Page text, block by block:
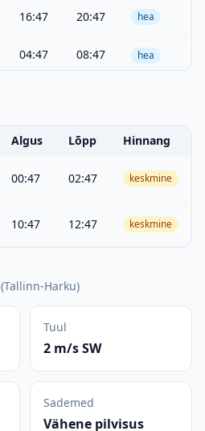
16:47 20:47 hea
04:47 08:47 hea
Algus Lõpp
Hinnang
00:47 02:47 keskmine
10:47 12:47 keskmine
(Tallinn-Harku)
Tuul
2 m/s SW
Sademed
Vähene pilvisus